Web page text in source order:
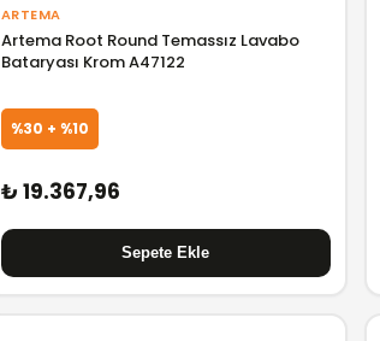
ARTEMA
Artema Root Round Temassız Lavabo
Bataryası Krom A47122
%30 + %10
₺ 19.367,96